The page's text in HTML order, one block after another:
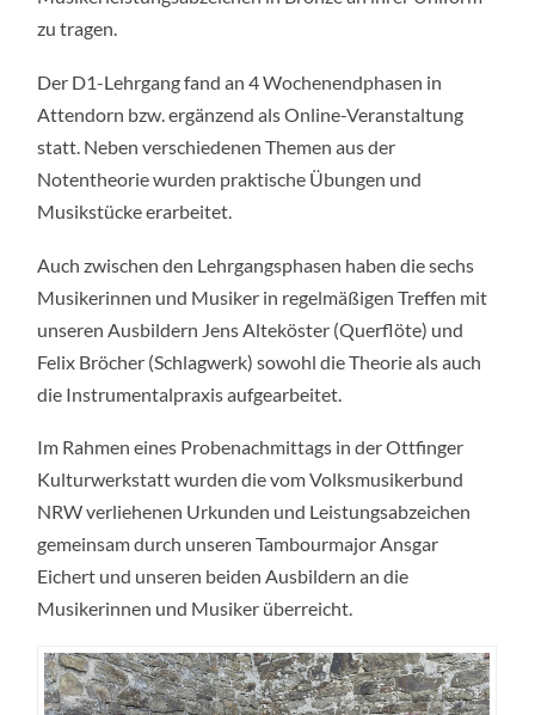
zu tragen.
Der D1-Lehrgang fand an 4 Wochenendphasen in
Attendorn bzw. ergänzend als Online-Veranstaltung
statt. Neben verschiedenen Themen aus der
Notentheorie wurden praktische Übungen und
Musikstücke erarbeitet.
Auch zwischen den Lehrgangsphasen haben die sechs
Musikerinnen und Musiker in regelmäßigen Treffen mit
unseren Ausbildern Jens Alteköster (Querflöte) und
Felix Bröcher (Schlagwerk) sowohl die Theorie als auch
die Instrumentalpraxis aufgearbeitet.
Im Rahmen eines Probenachmittags in der Ottfinger
Kulturwerkstatt wurden die vom Volksmusikerbund
NRW verliehenen Urkunden und Leistungsabzeichen
gemeinsam durch unseren Tambourmajor Ansgar
Eichert und unseren beiden Ausbildern an die
Musikerinnen und Musiker überreicht.